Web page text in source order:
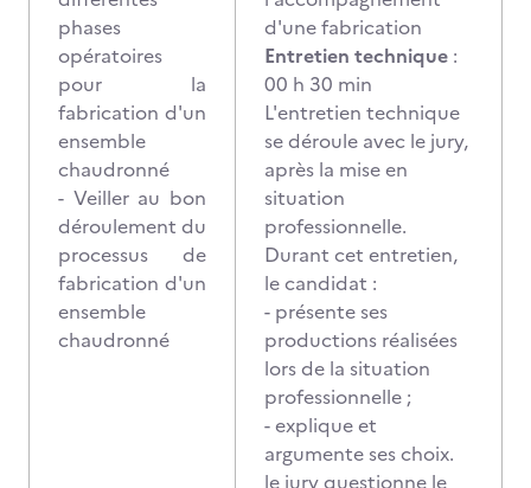
phases
opératoires
pour la
fabrication d'un
ensemble
chaudronné
- Veiller au bon
déroulement du
processus de
fabrication d'un
ensemble
chaudronné
d'une fabrication
Entretien technique :
00 h 30 min
L'entretien technique
se déroule avec le jury,
après la mise en
situation
professionnelle.
Durant cet entretien,
le candidat :
- présente ses
productions réalisées
lors de la situation
professionnelle ;
- explique et
argumente ses choix.
le jury questionne le